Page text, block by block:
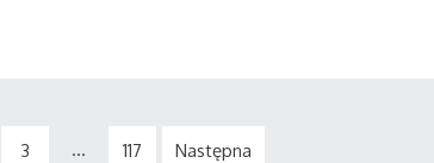
3 ... 117 Następna